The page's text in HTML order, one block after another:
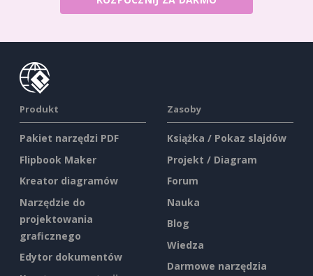
Produkt
Pakiet narzędzi PDF
Flipbook Maker
Kreator diagramów
Narzędzie do
projektowania
graficznego
Edytor dokumentów
Zasoby
Książka / Pokaz slajdów
Projekt / Diagram
Forum
Nauka
Blog
Wiedza
Darmowe narzędzia